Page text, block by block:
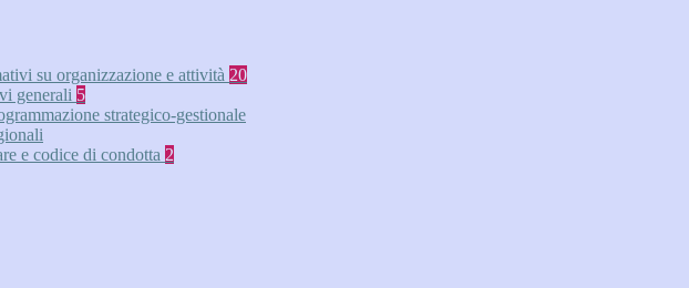
su organizzazione e attività 20
generali 5
strategico-gestionale
e codice di condotta 2